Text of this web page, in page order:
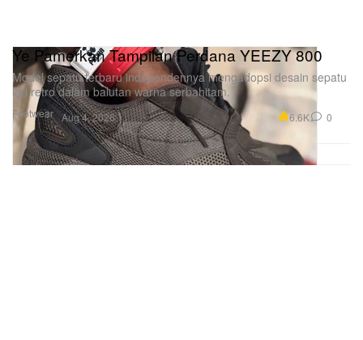
Footwear
Ye Pamerkan Tampilan Perdana YEEZY 800
Model sepatu terbaru independennya mengadopsi desain sepatu
lari retro dalam balutan warna serbahitam.
Aug 4, 2026 6.6K 0